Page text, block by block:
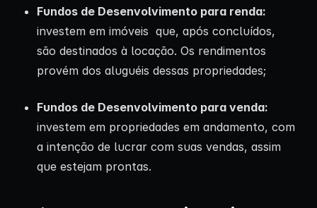
Fundos de Desenvolvimento para renda:
investem em imóveis que, após concluídos,
são destinados à locação. Os rendimentos
provém dos aluguéis dessas propriedades;
Fundos de Desenvolvimento para venda:
investem em propriedades em andamento, com
a intenção de lucrar com suas vendas, assim
que estejam prontas.